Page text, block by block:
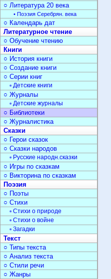
○ Литература 20 века
• Поэзия Серебрян. века
○ Календарь дат
Литературное чтение
○ Обучение чтению
Книги
○ История книги
○ Создание книги
○ Серии книг
▫ Детские книги
○ Журналы
▫ Детские журналы
○ Библиотеки
○ Журналистика
Сказки
○ Герои сказок
○ Сказки народов
▫ Русские народн.сказки
○ Игры по сказкам
○ Викторина по сказкам
Поэзия
○ Поэты
○ Стихи
▫ Стихи о природе
▫ Стихи о войне
▫ Загадки
Текст
○ Типы текста
○ Анализ текста
○ Стили речи
○ Жанры